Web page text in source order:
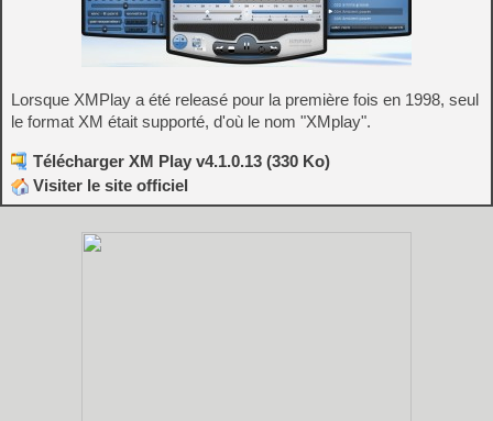
Lorsque XMPlay a été releasé pour la première fois en 1998, seul
le format XM était supporté, d'où le nom "XMplay".
Télécharger XM Play v4.1.0.13 (330 Ko)
Visiter le site officiel